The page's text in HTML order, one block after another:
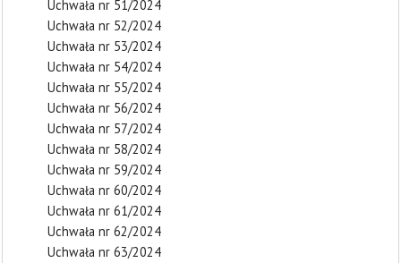
Uchwała nr 51/2024
Uchwała nr 52/2024
Uchwała nr 53/2024
Uchwała nr 54/2024
Uchwała nr 55/2024
Uchwała nr 56/2024
Uchwała nr 57/2024
Uchwała nr 58/2024
Uchwała nr 59/2024
Uchwała nr 60/2024
Uchwała nr 61/2024
Uchwała nr 62/2024
Uchwała nr 63/2024